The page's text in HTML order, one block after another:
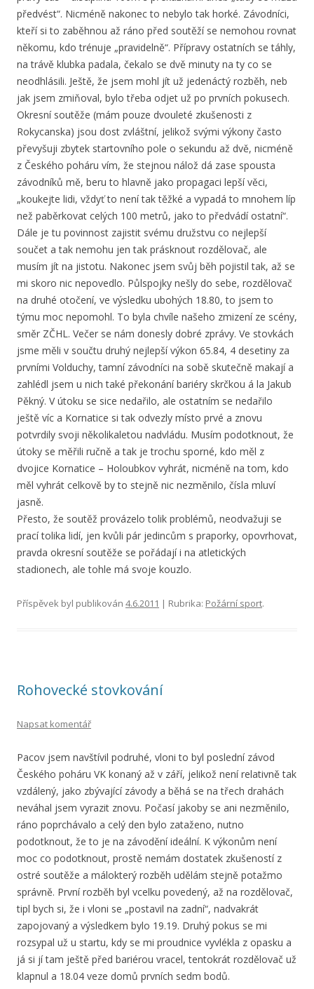
předvést“. Nicméně nakonec to nebylo tak horké. Závodníci,
kteří si to zaběhnou až ráno před soutěží se nemohou rovnat
někomu, kdo trénuje „pravidelně“. Přípravy ostatních se táhly,
na trávě klubka padala, čekalo se dvě minuty na ty co se
neodhlásili. Ještě, že jsem mohl jít už jedenáctý rozběh, neb
jak jsem zmiňoval, bylo třeba odjet už po prvních pokusech.
Okresní soutěže (mám pouze dvouleté zkušenosti z
Rokycanska) jsou dost zvláštní, jelikož svými výkony často
převyšuji zbytek startovního pole o sekundu až dvě, nicméně
z Českého poháru vím, že stejnou nálož dá zase spousta
závodníků mě, beru to hlavně jako propagaci lepší věci,
„koukejte lidi, vždyť to není tak těžké a vypadá to mnohem líp
než paběrkovat celých 100 metrů, jako to předvádí ostatní“.
Dále je tu povinnost zajistit svému družstvu co nejlepší
součet a tak nemohu jen tak prásknout rozdělovač, ale
musím jít na jistotu. Nakonec jsem svůj běh pojistil tak, až se
mi skoro nic nepovedlo. Půlspojky nešly do sebe, rozdělovač
na druhé otočení, ve výsledku ubohých 18.80, to jsem to
týmu moc nepomohl. To byla chvíle našeho zmizení ze scény,
směr ZČHL. Večer se nám donesly dobré zprávy. Ve stovkách
jsme měli v součtu druhý nejlepší výkon 65.84, 4 desetiny za
prvními Volduchy, tamní závodníci na sobě skutečně makají a
zahlédl jsem u nich také překonání bariéry skrčkou á la Jakub
Pěkný. V útoku se sice nedařilo, ale ostatním se nedařilo
ještě víc a Kornatice si tak odvezly místo prvé a znovu
potvrdily svoji několikaletou nadvládu. Musím podotknout, že
útoky se měřili ručně a tak je trochu sporné, kdo měl z
dvojice Kornatice – Holoubkov vyhrát, nicméně na tom, kdo
měl vyhrát celkově by to stejně nic nezměnilo, čísla mluví
jasně.
Přesto, že soutěž provázelo tolik problémů, neodvažuji se
prací tolika lidí, jen kvůli pár jedincům s praporky, opovrhovat,
pravda okresní soutěže se pořádají i na atletických
stadionech, ale tohle má svoje kouzlo.
Příspěvek byl publikován 4.6.2011 | Rubrika: Požární sport.
Rohovecké stovkování
Napsat komentář
Pacov jsem navštívil podruhé, vloni to byl poslední závod
Českého poháru VK konaný až v září, jelikož není relativně tak
vzdálený, jako zbývající závody a běhá se na třech drahách
neváhal jsem vyrazit znovu. Počasí jakoby se ani nezměnilo,
ráno poprchávalo a celý den bylo zataženo, nutno
podotknout, že to je na závodění ideální. K výkonům není
moc co podotknout, prostě nemám dostatek zkušeností z
ostré soutěže a málokterý rozběh udělám stejně potažmo
správně. První rozběh byl vcelku povedený, až na rozdělovač,
tipl bych si, že i vloni se „postavil na zadní“, nadvakrát
zapojovaný a výsledkem bylo 19.19. Druhý pokus se mi
rozsypal už u startu, kdy se mi proudnice vyvlékla z opasku a
já si jí tam ještě před bariérou vracel, tentokrát rozdělovač už
klapnul a 18.04 veze domů prvních sedm bodů.